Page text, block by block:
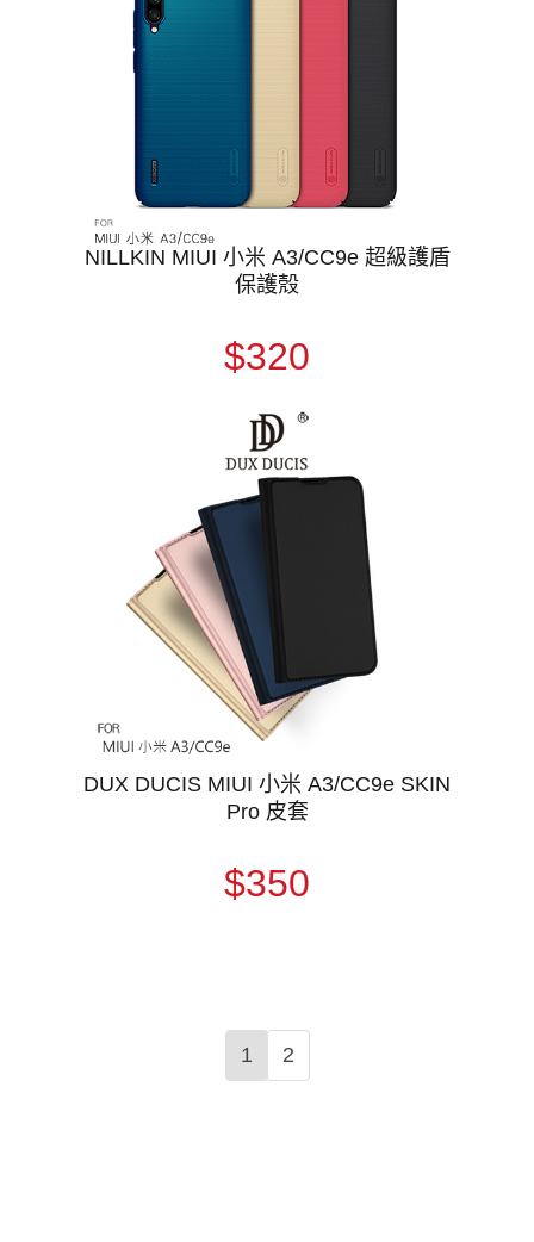
NILLKIN MIUI 小米 A3/CC9e 超級護盾
保護殼
$320
DUX DUCIS MIUI 小米 A3/CC9e SKIN
Pro 皮套
$350
1 2